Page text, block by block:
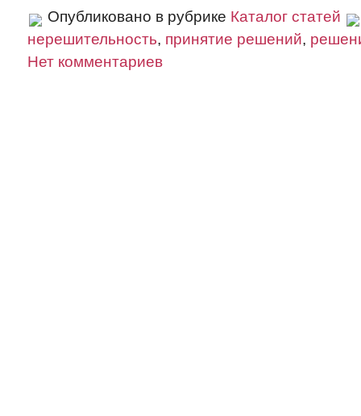
Опубликовано в рубрике Каталог статей
нерешительность, принятие решений,
Нет комментариев